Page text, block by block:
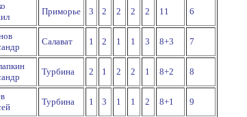
Приморье 3 2 2 2 2 11 6
Салават 1 2 1 1 3 8+3 7
Турбина 2 1 2 2 1 8+2 8
Турбина 1 3 1 1 2 8+1 9